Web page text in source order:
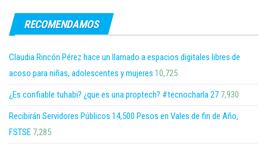
RECOMENDAMOS
Claudia Rincón Pérez hace un llamado a espacios digitales libres de
acoso para niñas, adolescentes y mujeres 10,725
¿Es confiable tuhabi? ¿que es una proptech? #tecnocharla 27 7,930
Recibirán Servidores Públicos 14,500 Pesos en Vales de fin de Año,
FSTSE 7,285